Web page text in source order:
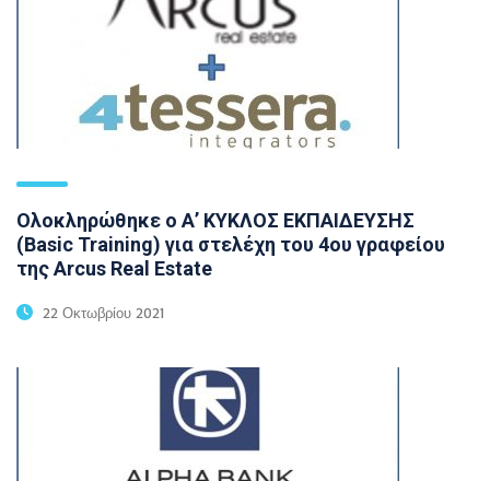
Ολοκληρώθηκε ο Α’ ΚΥΚΛΟΣ ΕΚΠΑΙΔΕΥΣΗΣ
(Basic Training) για στελέχη του 4ου γραφείου
της Arcus Real Estate
22 Οκτωβρίου 2021